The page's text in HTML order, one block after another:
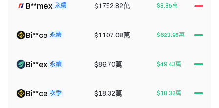
B**mex 永續 $1752.82萬 $8.85萬
Bi**ce 永續 $1107.08萬 $623.95萬
Bi**ex 永續 $86.70萬 $49.43萬
Bi**ce 次季 $18.32萬 $18.32萬